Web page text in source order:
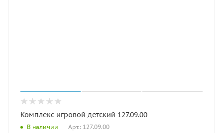
Комплекс игровой детский 127.09.00
В наличии Арт.: 127.09.00